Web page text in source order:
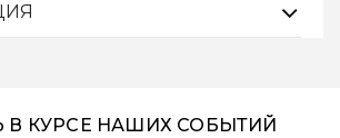
В КУРСЕ НАШИХ СОБЫТИЙ